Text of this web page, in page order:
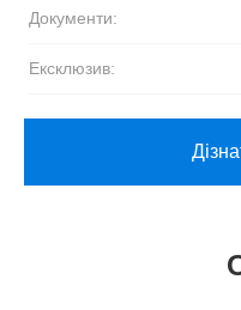
Документи:
Ексклюзив: